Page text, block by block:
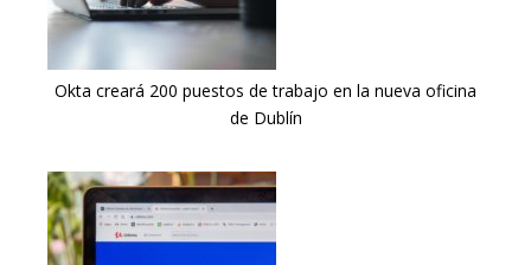
Okta creará 200 puestos de trabajo en la nueva oficina
de Dublín